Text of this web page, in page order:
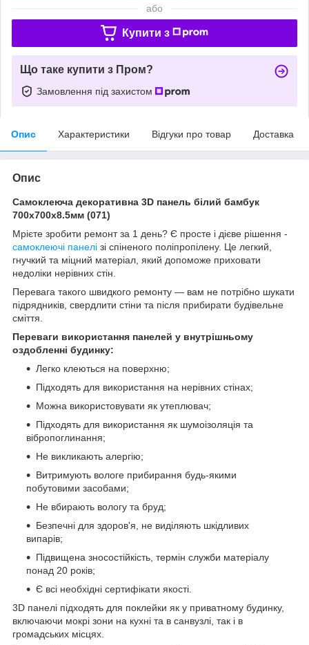
або
Купити з
Що таке купити з Пром?
Замовлення під захистом
Опис Характеристики Відгуки про товар Доставка
Опис
Самоклеюча декоративна 3D панель білий бамбук
700x700x8.5мм (071)
Мрієте зробити ремонт за 1 день? Є просте і дієве рішення -
самоклеючі панелі зі спіненого поліпропілену. Це легкий,
гнучкий та міцний матеріал, який допоможе приховати
недоліки нерівних стін.
Перевага такого швидкого ремонту — вам не потрібно шукати
підрядників, свердлити стіни та після прибирати будівельне
сміття.
Переваги використання панелей у внутрішньому
оздобленні будинку:
Легко клеються на поверхню;
Підходять для використання на нерівних стінах;
Можна використовувати як утеплювач;
Підходять для використання як шумоізоляція та
вібропоглинання;
Не викликають алергію;
Витримують вологе прибирання будь-якими
побутовими засобами;
Не вбирають вологу та бруд;
Безпечні для здоров'я, не виділяють шкідливих
випарів;
Підвищена зносостійкість, термін служби матеріалу
понад 20 років;
Є всі необхідні сертифікати якості.
3D панелі підходять для поклейки як у приватному будинку,
включаючи мокрі зони на кухні та в санвузлі, так і в
громадських місцях.